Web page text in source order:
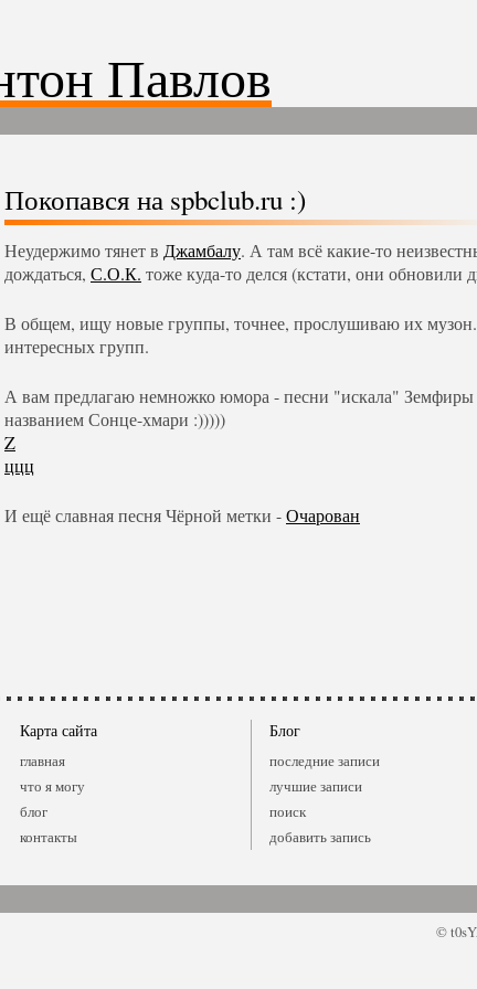
Павлов
Покопався на spbclub.ru :)
Неудержимо тянет в Джамбалу. А там всё какие-то
дождаться, С.О.К. тоже куда-то делся (кстати, они обновили
В общем, ищу новые группы, точнее, прослушиваю их
интересных групп.
А вам предлагаю немножко юмора - песни "искала"
названием Сонце-хмари :)))))
Z
ццц
И ещё славная песня Чёрной метки -Очарован
Карта сайта
главная
что я могу
блог
контакты
Блог
последние записи
лучшие записи
поиск
добавить запись
©